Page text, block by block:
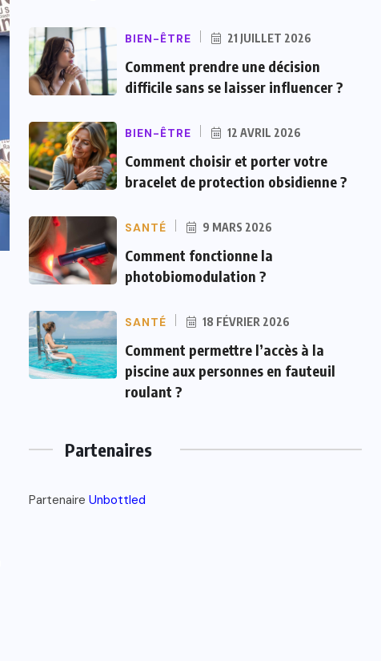
BIEN-ÊTRE 21 JUILLET 2026
Comment prendre une décision
difficile sans se laisser influencer ?
BIEN-ÊTRE 12 AVRIL 2026
Comment choisir et porter votre
bracelet de protection obsidienne ?
SANTÉ 9 MARS 2026
Comment fonctionne la
photobiomodulation ?
SANTÉ 18 FÉVRIER 2026
Comment permettre l’accès à la
piscine aux personnes en fauteuil
roulant ?
Partenaires
Partenaire Unbottled